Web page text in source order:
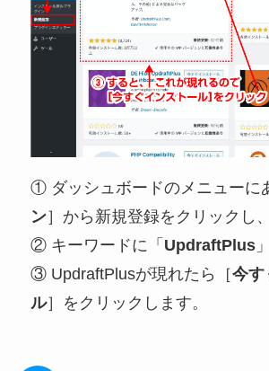
① ダッシュボードのメニューに
ン］から新規登録をクリックし、
② キーワードに「 UpdraftPlus
③ UpdraftPlusが現れたら［今す
ル］をクリックします。